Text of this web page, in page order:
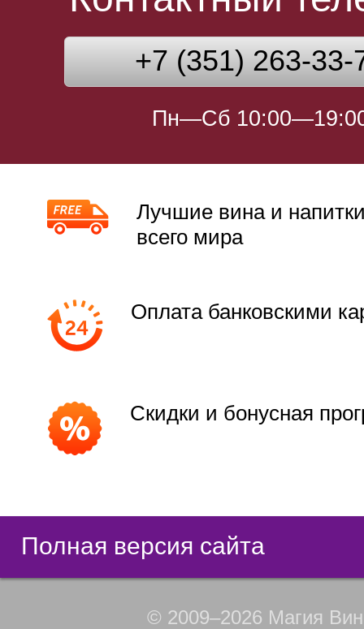
+7 (351) 263-33-
Пн—Сб
Лучшие вина и
всего мира
Оплата банковскими
Скидки и бонусная
Полная версия сайта
© 2009–2026 Магия